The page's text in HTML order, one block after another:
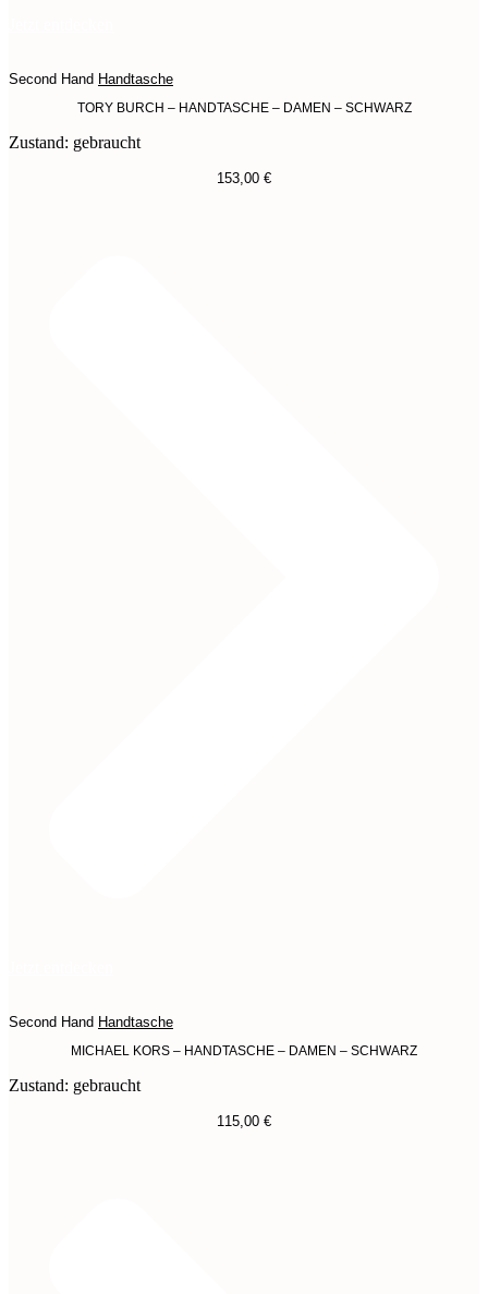
Second Hand Handtasche
TORY BURCH – HANDTASCHE – DAMEN – SCHWARZ
Zustand: gebraucht
153,00 €
Second Hand Handtasche
MICHAEL KORS – HANDTASCHE – DAMEN – SCHWARZ
Zustand: gebraucht
115,00 €